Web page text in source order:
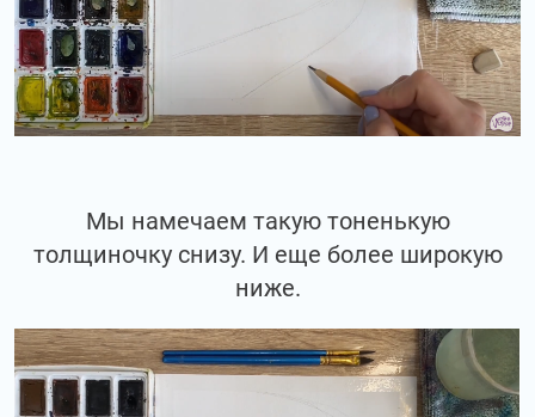
Мы намечаем такую тоненькую
толщиночку снизу. И еще более широкую
ниже.